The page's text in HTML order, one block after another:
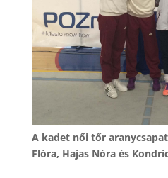
A kadet női tőr
Flóra, Hajas Nóra és